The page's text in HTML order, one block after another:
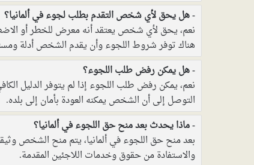
هل يحق لأي شخص التقدم بطلب لجوء في ألمانيا؟
نعم، يحق لأي شخص يعتقد أنه معرض للخطر أو
هناك توفر شروط اللجوء وأن يقدم الشخص أدلة
هل يمكن رفض طلب اللجوء؟
نعم، يمكن رفض طلب اللجوء إذا لم يتوفر الدليل
التوصل إلى أن الشخص يمكنه العودة بأمان إلى بلده.
ماذا يحدث بعد منح حق اللجوء في ألمانيا؟
بعد منح حق اللجوء في ألمانيا، يتم منح الشخص
والاستفادة من حقوق وخدمات اللاجئين المقدمة.